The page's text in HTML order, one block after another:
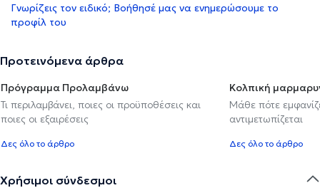
Γνωρίζεις τον ειδικό; Βοήθησέ μας να ενημερώσουμε το
προφίλ του
Προτεινόμενα άρθρα
Πρόγραμμα Προλαμβάνω
Τι περιλαμβάνει, ποιες οι προϋποθέσεις και
ποιες οι εξαιρέσεις
Δες όλο το άρθρο
Κολπική
Μάθε πότε
αντιμετωπίζεται
Δες όλο το άρθρο
Χρήσιμοι σύνδεσμοι